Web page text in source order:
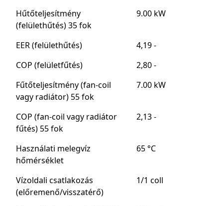
Hűtőteljesítmény
(felülethűtés) 35 fok
9.00 kW
EER (felülethűtés)
4,19 -
COP (felületfűtés)
2,80 -
Fűtőteljesítmény (fan-coil
vagy radiátor) 55 fok
7.00 kW
COP (fan-coil vagy radiátor
fűtés) 55 fok
2,13 -
Használati melegvíz
hőmérséklet
65 °C
Vízoldali csatlakozás
(előremenő/visszatérő)
1/1 coll